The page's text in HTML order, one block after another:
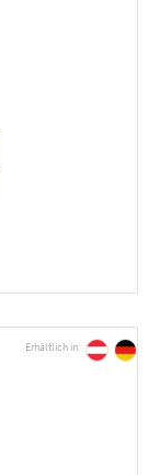
Erhältlich in: